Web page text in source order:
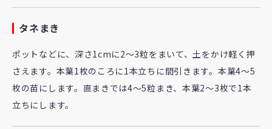
タネまき
ポットなどに、深さ1cmに2～3粒をまいて、土をかけ軽く押
さえます。本葉1枚のころに1本立ちに間引きます。本葉4～5
枚の苗にします。直まきでは4～5粒まき、本葉2～3枚で1本
立ちにします。